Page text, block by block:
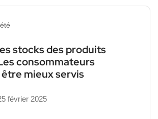
stocks des produits
consommateurs
mieux servis
février 2025